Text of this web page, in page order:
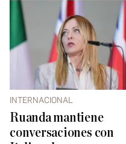
INTERNACIONAL
Ruanda mantiene
conversaciones con